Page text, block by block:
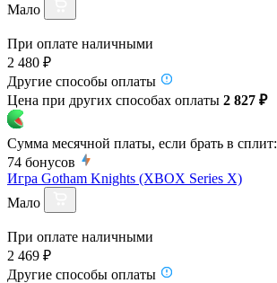
Мало
При оплате наличными
2 480 ₽
Другие способы оплаты
Цена при других способах оплаты 2 827 ₽
Сумма месячной платы, если брать в сплит:
74 бонусов
Игра Gotham Knights (XBOX Series X)
Мало
При оплате наличными
2 469 ₽
Другие способы оплаты